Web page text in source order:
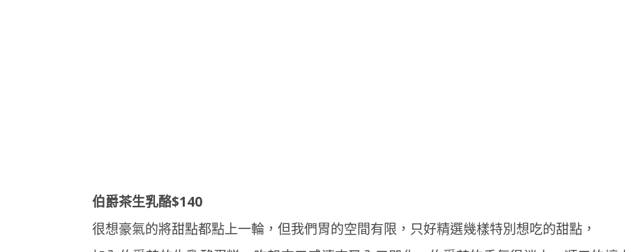
伯爵茶生乳酪$140
很想豪氣的將甜點都點上一輪，但我們胃的空間有限，只好精選幾樣特別想吃的甜點，